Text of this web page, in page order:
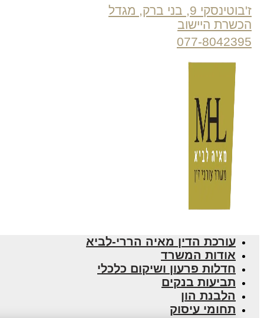
ז'בוטינסקי 9, בני ברק, מגדל
הכשרת היישוב
077-8042395
עורכת הדין מאיה הררי-לביא
אודות המשרד
חדלות פרעון ושיקום כלכלי
תביעות בנקים
הלבנת הון
תחומי עיסוק